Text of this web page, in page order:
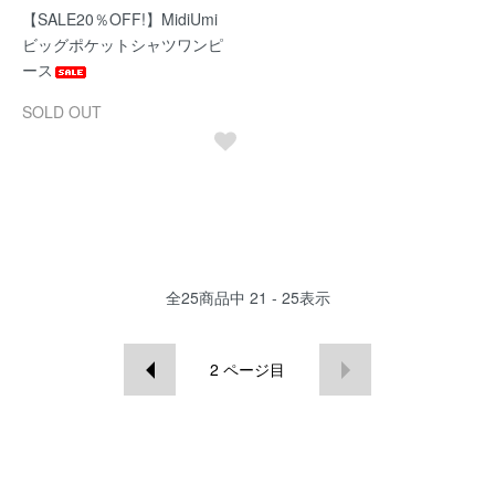
【SALE20％OFF!】MidiUmi
ビッグポケットシャツワンピ
ース
SOLD OUT
全25商品中 21 - 25表示
2 ページ目